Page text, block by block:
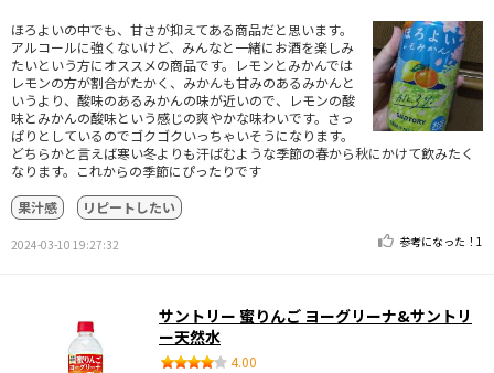
ほろよいの中でも、甘さが抑えてある商品だと思います。
アルコールに強くないけど、みんなと一緒にお酒を楽しみ
たいという方にオススメの商品です。レモンとみかんでは
レモンの方が割合がたかく、みかんも甘みのあるみかんと
いうより、酸味のあるみかんの味が近いので、レモンの酸
味とみかんの酸味という感じの爽やかな味わいです。さっ
ぱりとしているのでゴクゴクいっちゃいそうになります。
どちらかと言えば寒い冬よりも汗ばむような季節の春から秋にかけて飲みたく
なります。これからの季節にぴったりです
果汁感
リピートしたい
2024-03-10 19:27:32 参考になった！ 1
サントリー 蜜りんご ヨーグリーナ&サントリ
ー天然水
4.00